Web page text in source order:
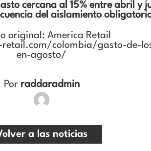
cercana al 15% entre abril y
del aislamiento
original: America Retail
colombia/gasto-de-
en-agosto/
Por raddaradmin
a las noticias